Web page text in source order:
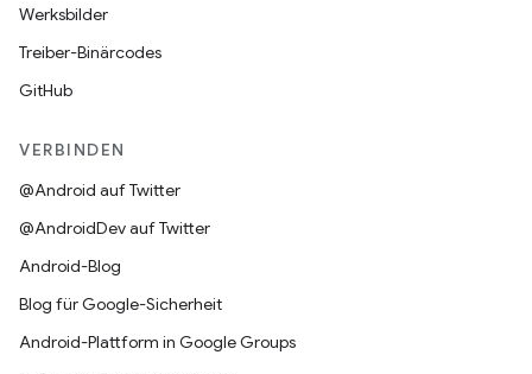
Werksbilder
Treiber-Binärcodes
GitHub
VERBINDEN
@Android auf Twitter
@AndroidDev auf Twitter
Android-Blog
Blog für Google-Sicherheit
Android-Plattform in Google Groups